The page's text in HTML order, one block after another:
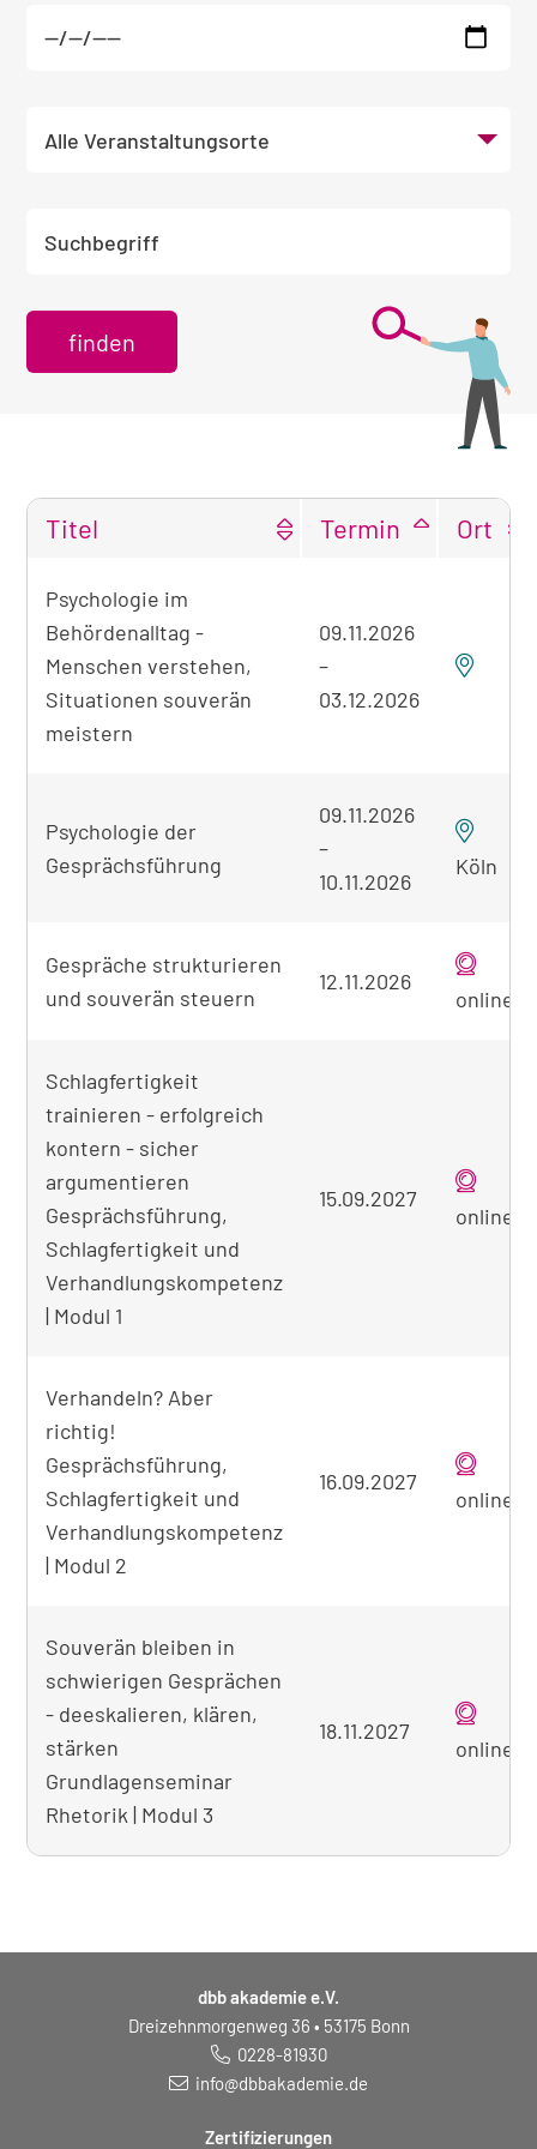
Übersicht
der
gefundenen
Seminare
Titel Termin Ort
Psychologie im
Behördenalltag -
Menschen verstehen,
Situationen souverän
meistern
09.11.2026
–
03.12.2026
Psychologie der
Gesprächsführung
09.11.2026
–
10.11.2026
Köln
Gespräche strukturieren
und souverän steuern
12.11.2026
online
Schlagfertigkeit
trainieren - erfolgreich
kontern - sicher
argumentieren
Gesprächsführung,
Schlagfertigkeit und
Verhandlungskompetenz
| Modul 1
15.09.2027
online
Verhandeln? Aber
richtig!
Gesprächsführung,
Schlagfertigkeit und
Verhandlungskompetenz
| Modul 2
16.09.2027
online
Souverän bleiben in
schwierigen Gesprächen
- deeskalieren, klären,
stärken
Grundlagenseminar
Rhetorik | Modul 3
18.11.2027
online
dbb akademie e.V.
Dreizehnmorgenweg 36 • 53175 Bonn
0228-81930
info@dbbakademie.de
Zertifizierungen